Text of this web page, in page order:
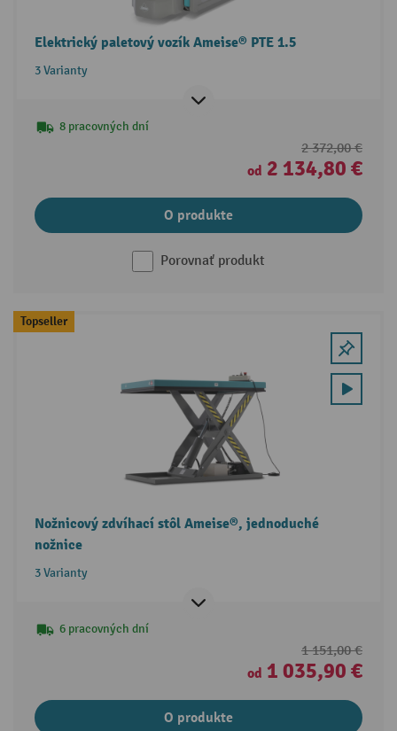
Elektrický paletový vozík Ameise® PTE 1.5
3 Varianty
8 pracovných dní
2 372,00 €
od 2 134,80 €
O produkte
Porovnať produkt
Topseller
Nožnicový zdvíhací stôl Ameise®, jednoduché
nožnice
3 Varianty
6 pracovných dní
1 151,00 €
od 1 035,90 €
O produkte